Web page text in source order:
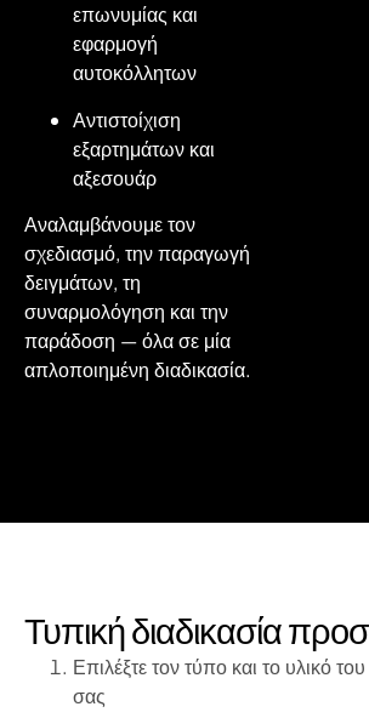
επωνυμίας και
εφαρμογή
αυτοκόλλητων
Αντιστοίχιση
εξαρτημάτων και
αξεσουάρ
Αναλαμβάνουμε τον
σχεδιασμό, την παραγωγή
δειγμάτων, τη
συναρμολόγηση και την
παράδοση — όλα σε μία
απλοποιημένη διαδικασία.
Τυπική διαδικασία
Επιλέξτε τον τύπο και το υλικό
σας